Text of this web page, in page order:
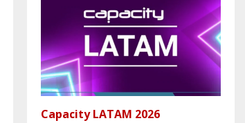
Capacity LATAM 2026